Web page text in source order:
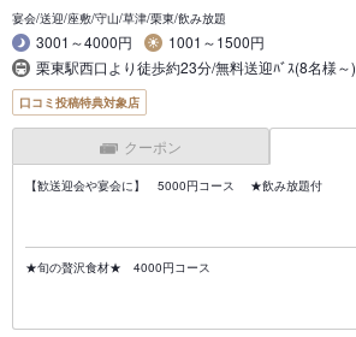
宴会/送迎/座敷/守山/草津/栗東/飲み放題
3001～4000円
1001～1500円
栗東駅西口より徒歩約23分/無料送迎ﾊﾞｽ(8名様～)
口コミ投稿特典対象店
クーポン
【歓送迎会や宴会に】 5000円コース ★飲み放題付
★旬の贅沢食材★ 4000円コース